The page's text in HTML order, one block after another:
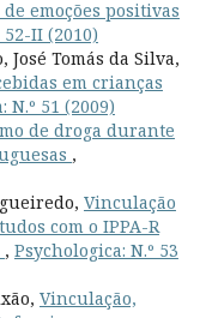
emoções positivas
52-II (2010)
Tomás da Silva,
em crianças
N.º 51 (2009)
de droga durante
,
Vinculação
com o IPPA-R
, Psychologica: N.º 53
Vinculação,